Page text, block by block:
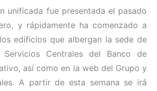
unificada fue presentada el pasado
y rápidamente ha comenzado a
edificios que albergan la sede de
Centrales del Banco de
así como en la web del Grupo y
A partir de esta semana se irá